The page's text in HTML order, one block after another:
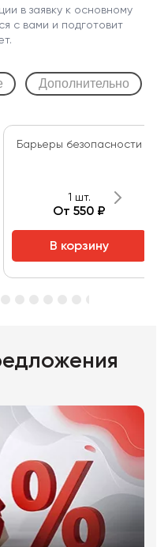
в заявку к основному
с вами и подготовит
Дополнительно
Барьеры безопасности
1 шт.
От 550 ₽
В корзину